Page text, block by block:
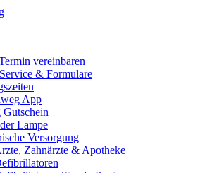
vereinbaren
& Formulare
App
Lampe
Versorgung
Zahnärzte & Apotheke